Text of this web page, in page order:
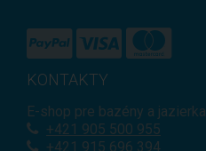
KONTAKTY
E-shop pre bazény a jazierka
+421 905 500 955
+421 915 696 394